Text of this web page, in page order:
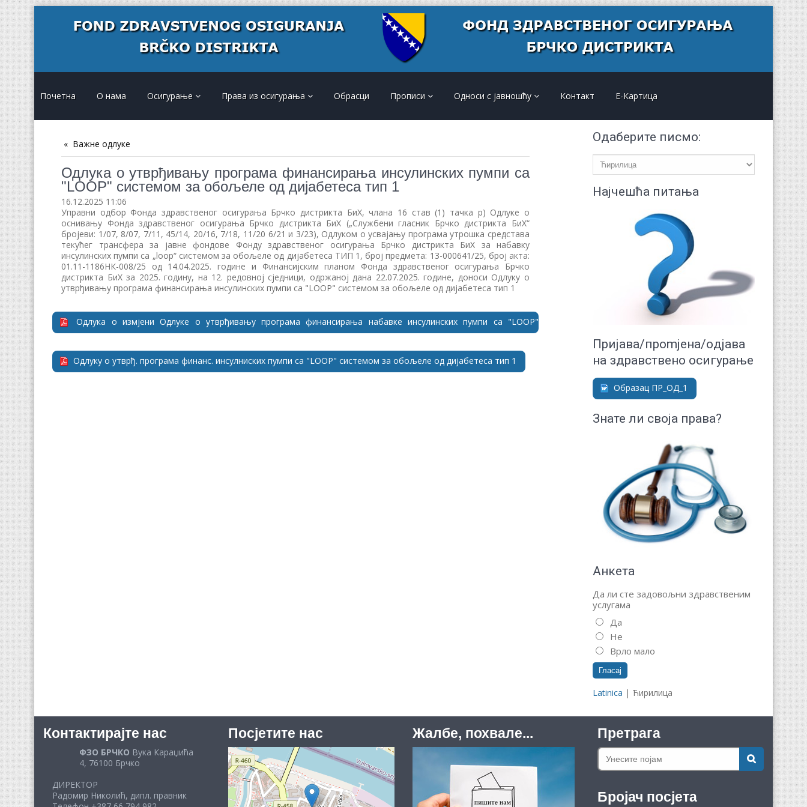
Почетна О нама Осигурање Права из осигурања Обрасци Прописи Односи с јавношћу Контакт Е-Картица
Важне одлуке
Одлука о утврђивању програма финансирања инсулинских пумпи са
"LOOP" системом за обољеле од дијабетеса тип 1
16.12.2025 11:06
Управни одбор Фонда здравственог осигурања Брчко дистрикта БиХ, члана 16 став (1) тачка р) Одлуке о
оснивању Фонда здравственог осигурања Брчко дистрикта БиХ („Службени гласник Брчко дистрикта БиХ“
бројеви: 1/07, 8/07, 7/11, 45/14, 20/16, 7/18, 11/20 6/21 и 3/23), Одлуком о усвајању програма утрошка средстава
текућег трансфера за јавне фондове Фонду здравственог осигурања Брчко дистрикта БиХ за набавку
инсулинских пумпи са „loop“ системом за обољеле од дијабетеса ТИП 1, број предмета: 13-000641/25, број акта:
01.11-1186НК-008/25 од 14.04.2025. године и Финансијским планом Фонда здравственог осигурања Брчко
дистрикта БиХ за 2025. годину, на 12. редовној сједници, одржаној дана 22.07.2025. године, доноси Одлуку о
утврђивању програма финансирања инсулинских пумпи са "LOOP" системом за обољеле од дијабетеса тип 1
Одлука о измјени Одлуке о утврђивању програма финансирања набавке инсулинских пумпи са "LOOP"
Одлуку о утврђ. програма финанс. инсулниских пумпи са "LOOP" системом за обољеле од дијабетеса тип 1
Одаберите писмо:
Најчешћа питања
Приjaвa/прomjeнa/oдjaвa
нa здрaвствeнo oсигурaњe
Образац ПР_ОД_1
Знате ли своја права?
Анкета
Да ли сте задовољни здравственим
услугама
Да
Не
Врло мало
Latinica | Ћирилица
Контактирајте нас
ФЗО БРЧКО Вука Караџића
4, 76100 Брчко
ДИРЕКТОР
Радомир Николић, дипл. правник
Посјетите нас Жалбе, похвале... Претрага
Бројач посјета